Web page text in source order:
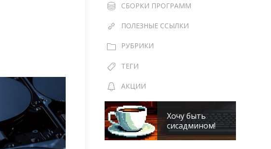
СБОРКИ ПРОГРАММ
ПОЛЕЗНЫЕ ССЫЛКИ
РУБРИКИ
ТЕГИ
АКЦИИ
Хочу быть
сисадмином!